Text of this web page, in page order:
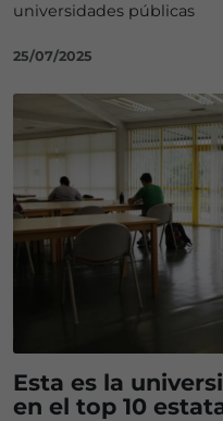
universidades públicas
25/07/2025
Esta es la
en el top 10